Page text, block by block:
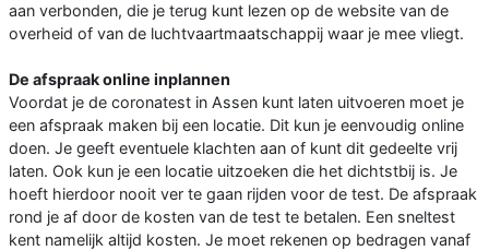
aan verbonden, die je terug kunt lezen op de website van de
overheid of van de luchtvaartmaatschappij waar je mee vliegt.
De afspraak online inplannen
Voordat je de coronatest in Assen kunt laten uitvoeren moet je
een afspraak maken bij een locatie. Dit kun je eenvoudig online
doen. Je geeft eventuele klachten aan of kunt dit gedeelte vrij
laten. Ook kun je een locatie uitzoeken die het dichtstbij is. Je
hoeft hierdoor nooit ver te gaan rijden voor de test. De afspraak
rond je af door de kosten van de test te betalen. Een sneltest
kent namelijk altijd kosten. Je moet rekenen op bedragen vanaf